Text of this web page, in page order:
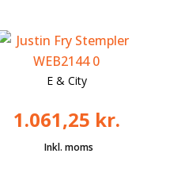
E & City
1.061,25 kr.